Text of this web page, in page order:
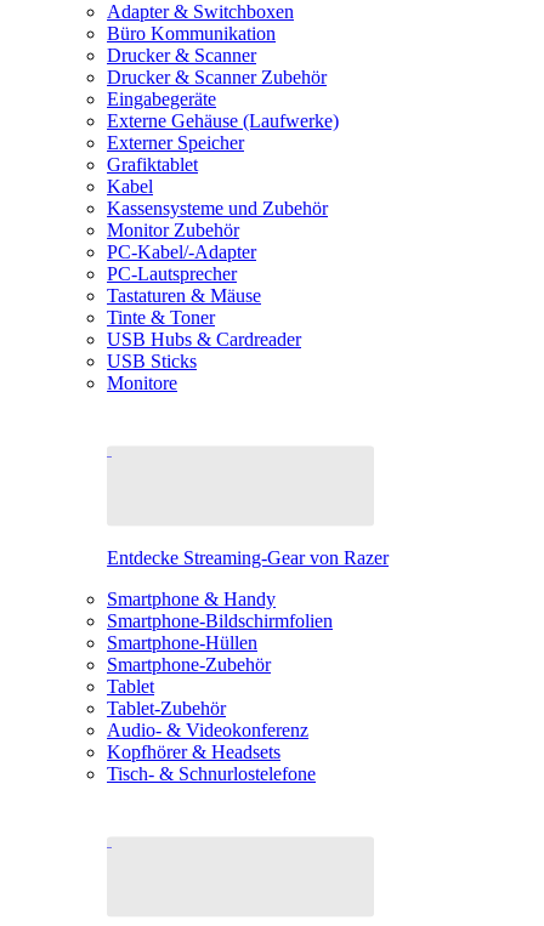
Adapter & Switchboxen
Büro Kommunikation
Drucker & Scanner
Drucker & Scanner Zubehör
Eingabegeräte
Externe Gehäuse (Laufwerke)
Externer Speicher
Grafiktablet
Kabel
Kassensysteme und Zubehör
Monitor Zubehör
PC-Kabel/-Adapter
PC-Lautsprecher
Tastaturen & Mäuse
Tinte & Toner
USB Hubs & Cardreader
USB Sticks
Monitore
Entdecke Streaming-Gear von Razer
Smartphone & Handy
Smartphone-Bildschirmfolien
Smartphone-Hüllen
Smartphone-Zubehör
Tablet
Tablet-Zubehör
Audio- & Videokonferenz
Kopfhörer & Headsets
Tisch- & Schnurlostelefone